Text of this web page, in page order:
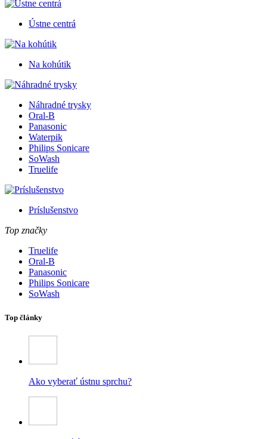
Ústne centrá
Na kohútik
Náhradné trysky
Oral-B
Panasonic
Waterpik
Philips Sonicare
SoWash
Truelife
Príslušenstvo
Top značky
Truelife
Oral-B
Panasonic
Philips Sonicare
SoWash
Top články
Ako vyberať ústnu sprchu?